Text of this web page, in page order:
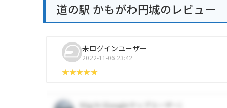
道の駅 かもがわ円城のレビュー
未ログインユーザー
2022-11-06 23:42